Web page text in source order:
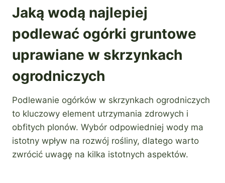
Jaką wodą najlepiej
podlewać ogórki gruntowe
uprawiane w skrzynkach
ogrodniczych
Podlewanie ogórków w skrzynkach ogrodniczych
to kluczowy element utrzymania zdrowych i
obfitych plonów. Wybór odpowiedniej wody ma
istotny wpływ na rozwój rośliny, dlatego warto
zwrócić uwagę na kilka istotnych aspektów.